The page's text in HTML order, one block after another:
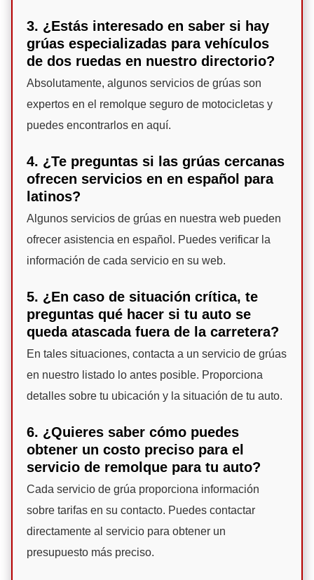
3. ¿Estás interesado en saber si hay
grúas especializadas para vehículos
de dos ruedas en nuestro directorio?
Absolutamente, algunos servicios de grúas son
expertos en el remolque seguro de motocicletas y
puedes encontrarlos en aquí.
4. ¿Te preguntas si las grúas cercanas
ofrecen servicios en en español para
latinos?
Algunos servicios de grúas en nuestra web pueden
ofrecer asistencia en español. Puedes verificar la
información de cada servicio en su web.
5. ¿En caso de situación crítica, te
preguntas qué hacer si tu auto se
queda atascada fuera de la carretera?
En tales situaciones, contacta a un servicio de grúas
en nuestro listado lo antes posible. Proporciona
detalles sobre tu ubicación y la situación de tu auto.
6. ¿Quieres saber cómo puedes
obtener un costo preciso para el
servicio de remolque para tu auto?
Cada servicio de grúa proporciona información
sobre tarifas en su contacto. Puedes contactar
directamente al servicio para obtener un
presupuesto más preciso.